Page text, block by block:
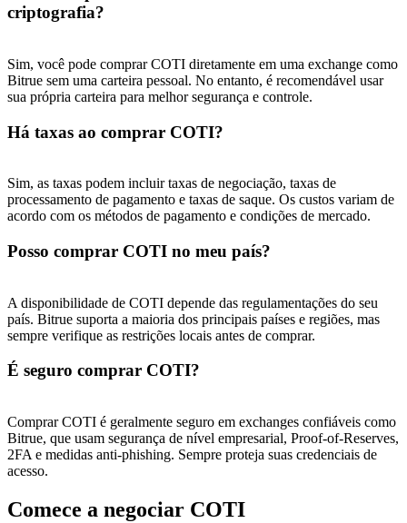
criptografia?
Sim, você pode comprar COTI diretamente em uma exchange como
Bitrue sem uma carteira pessoal. No entanto, é recomendável usar
sua própria carteira para melhor segurança e controle.
Há taxas ao comprar COTI?
Sim, as taxas podem incluir taxas de negociação, taxas de
processamento de pagamento e taxas de saque. Os custos variam de
acordo com os métodos de pagamento e condições de mercado.
Posso comprar COTI no meu país?
A disponibilidade de COTI depende das regulamentações do seu
país. Bitrue suporta a maioria dos principais países e regiões, mas
sempre verifique as restrições locais antes de comprar.
É seguro comprar COTI?
Comprar COTI é geralmente seguro em exchanges confiáveis ​​como
Bitrue, que usam segurança de nível empresarial, Proof-of-Reserves,
2FA e medidas anti-phishing. Sempre proteja suas credenciais de
acesso.
Comece a negociar COTI